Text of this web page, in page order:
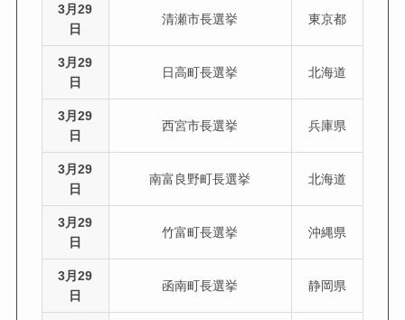
3月29
日
清瀬市長選挙 東京都
3月29
日
日高町長選挙 北海道
3月29
日
西宮市長選挙 兵庫県
3月29
日
南富良野町長選挙 北海道
3月29
日
竹富町長選挙 沖縄県
3月29
日
函南町長選挙 静岡県